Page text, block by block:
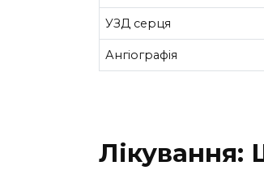
УЗД серця
Ангіографія
Лікування: